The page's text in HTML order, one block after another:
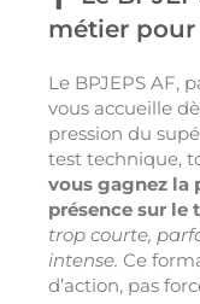
métier
Le BPJEPS AF,
vous accueille
pression du
test technique,
vous gagnez la
présence sur le
trop courte,
intense. Ce
d’action, pas